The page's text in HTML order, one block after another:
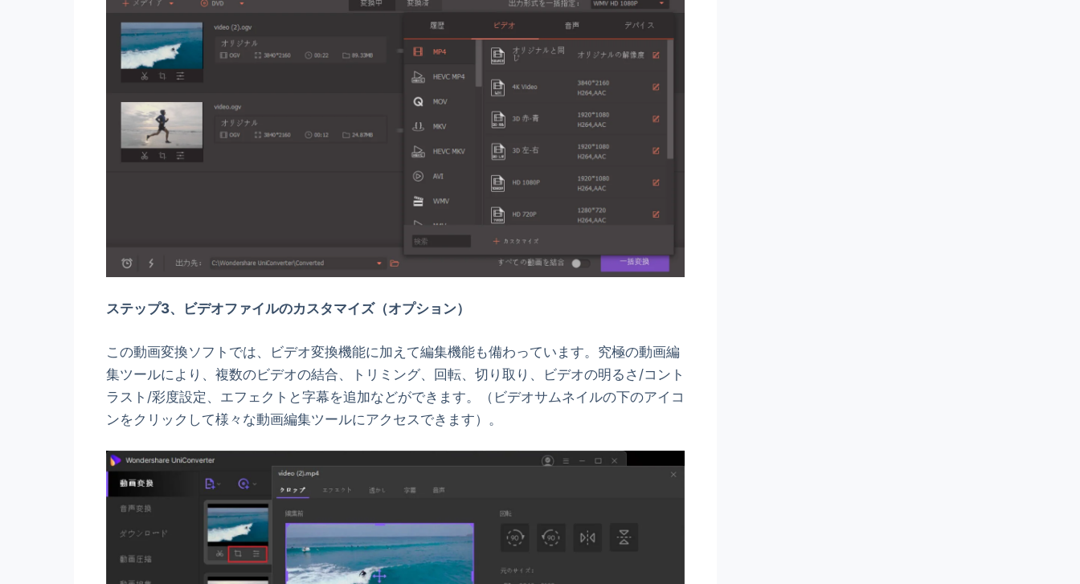
ステップ3、ビデオファイルのカスタマイズ（オプション）
この動画変換ソフトでは、ビデオ変換機能に加えて編集機能も備わっています。究極の動画編
集ツールにより、複数のビデオの結合、トリミング、回転、切り取り、ビデオの明るさ/コント
ラスト/彩度設定、エフェクトと字幕を追加などができます。（ビデオサムネイルの下のアイコ
ンをクリックして様々な動画編集ツールにアクセスできます）。